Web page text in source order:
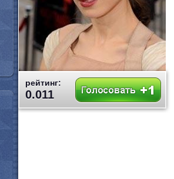
рейтинг:
0.011